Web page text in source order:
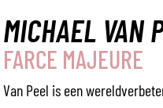
MICHAEL VAN
FARCE MAJEURE
Van Peel is een